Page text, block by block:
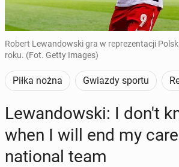
Robert Lewandowski gra w reprezentacji
roku. (Fot. Getty Images)
Piłka nożna Gwiazdy sportu
Lewandows­ki: I don't
when I will end my
na­tion­al team